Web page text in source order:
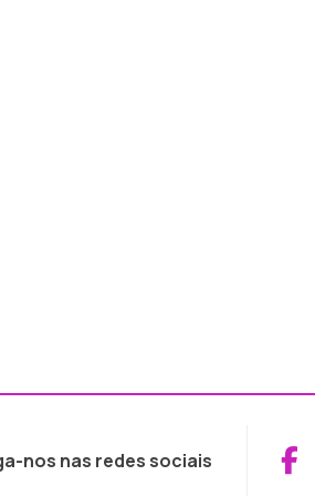
nos nas redes sociais